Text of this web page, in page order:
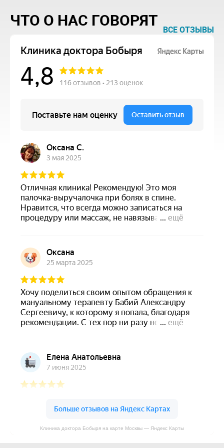
ЧТО О НАС ГОВОРЯТ
ВСЕ ОТЗЫВЫ
Клиника доктора Бобыря на карте Москвы — Яндекс Карты